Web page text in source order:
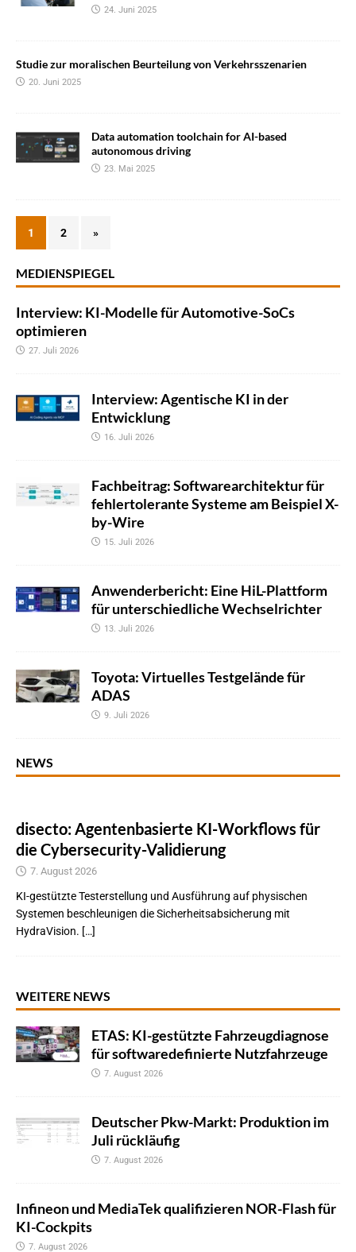
24. Juni 2025
Studie zur moralischen Beurteilung von Verkehrsszenarien
20. Juni 2025
Data automation toolchain for AI-based
autonomous driving
23. Mai 2025
1 2 »
MEDIENSPIEGEL
Interview: KI-Modelle für Automotive-SoCs
optimieren
27. Juli 2026
Interview: Agentische KI in der
Entwicklung
16. Juli 2026
Fachbeitrag: Softwarearchitektur für
fehlertolerante Systeme am Beispiel X-
by-Wire
15. Juli 2026
Anwenderbericht: Eine HiL-Plattform
für unterschiedliche Wechselrichter
13. Juli 2026
Toyota: Virtuelles Testgelände für
ADAS
9. Juli 2026
NEWS
disecto: Agentenbasierte KI-Workflows für
die Cybersecurity-Validierung
7. August 2026
KI-gestützte Testerstellung und Ausführung auf physischen
Systemen beschleunigen die Sicherheitsabsicherung mit
HydraVision. […]
WEITERE NEWS
ETAS: KI-gestützte Fahrzeugdiagnose
für softwaredefinierte Nutzfahrzeuge
7. August 2026
Deutscher Pkw-Markt: Produktion im
Juli rückläufig
7. August 2026
Infineon und MediaTek qualifizieren NOR-Flash für
KI-Cockpits
7. August 2026